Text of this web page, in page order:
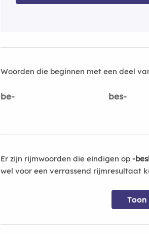
Woorden die beginnen met een deel
be- bes-
Er zijn rijmwoorden die eindigen op -
wel voor een verrassend rijmresultaat